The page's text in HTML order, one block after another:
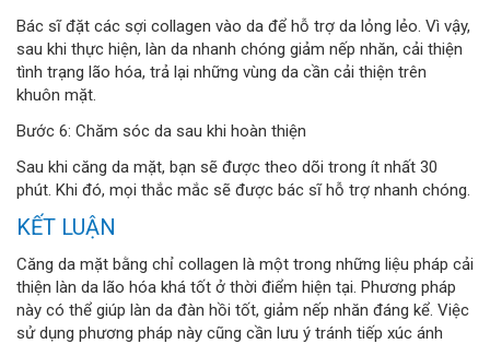
Bác sĩ đặt các sợi collagen vào da để hỗ trợ da lỏng lẻo. Vì vậy,
sau khi thực hiện, làn da nhanh chóng giảm nếp nhăn, cải thiện
tình trạng lão hóa, trả lại những vùng da cần cải thiện trên
khuôn mặt.
Bước 6: Chăm sóc da sau khi hoàn thiện
Sau khi căng da mặt, bạn sẽ được theo dõi trong ít nhất 30
phút. Khi đó, mọi thắc mắc sẽ được bác sĩ hỗ trợ nhanh chóng.
KẾT LUẬN
Căng da mặt bằng chỉ collagen là một trong những liệu pháp cải
thiện làn da lão hóa khá tốt ở thời điểm hiện tại. Phương pháp
này có thể giúp làn da đàn hồi tốt, giảm nếp nhăn đáng kể. Việc
sử dụng phương pháp này cũng cần lưu ý tránh tiếp xúc ánh